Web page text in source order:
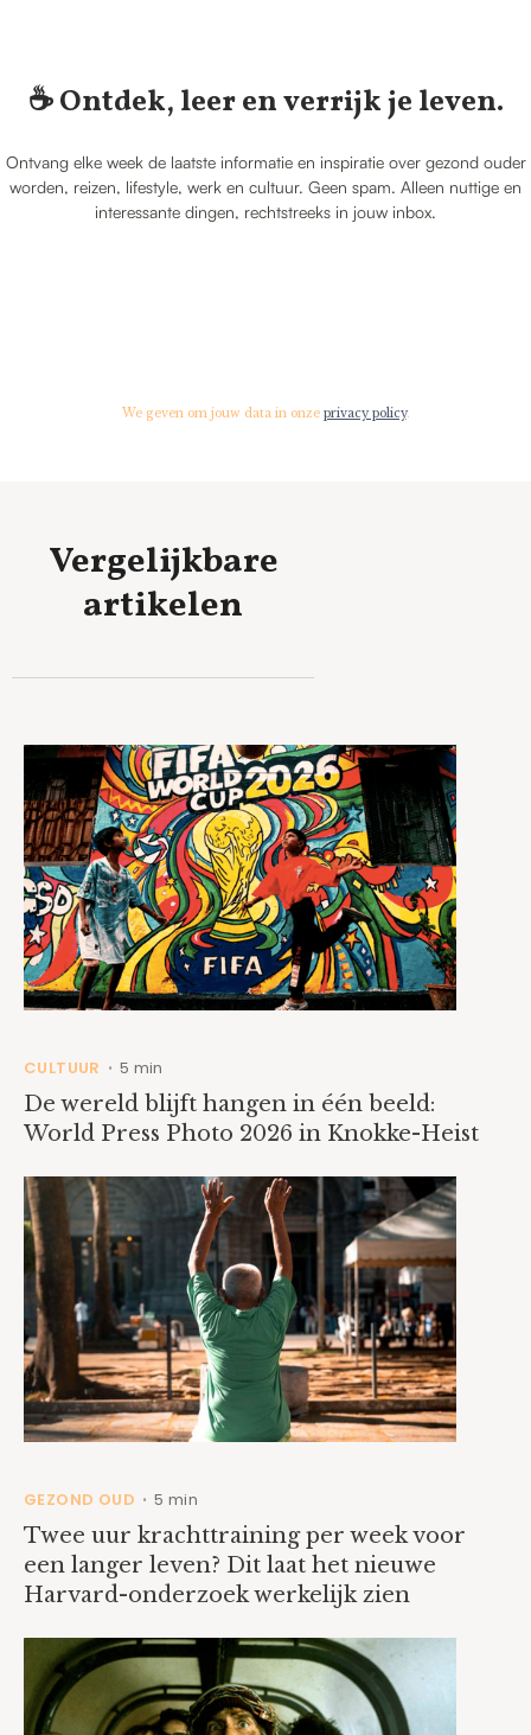
☕️ Ontdek, leer en verrijk je leven.
Ontvang elke week de laatste informatie en inspiratie over gezond ouder
worden, reizen, lifestyle, werk en cultuur. Geen spam. Alleen nuttige en
interessante dingen, rechtstreeks in jouw inbox.
We geven om jouw data in onze privacy policy.
Vergelijkbare
artikelen
CULTUUR • 5 min
De wereld blijft hangen in één beeld:
World Press Photo 2026 in Knokke-Heist
GEZOND OUD • 5 min
Twee uur krachttraining per week voor
een langer leven? Dit laat het nieuwe
Harvard-onderzoek werkelijk zien